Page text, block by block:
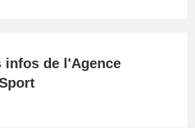
infos de l'Agence